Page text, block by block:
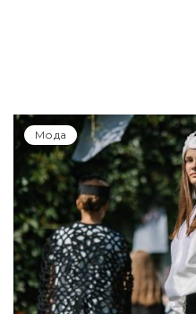
Global Destination
Fashion Channel
элиту мирового
торжественной